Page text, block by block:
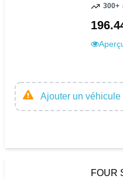
300+
Ajouter un
FOUR